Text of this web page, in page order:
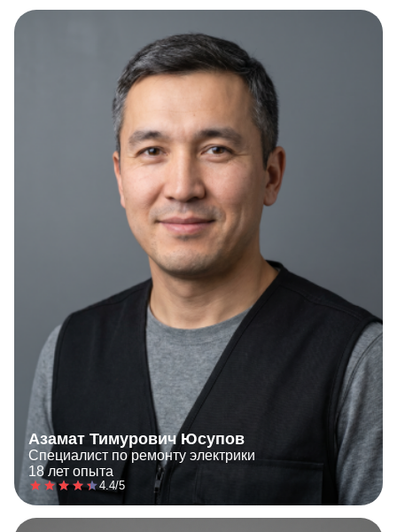
Азамат Тимурович Юсупов
Специалист по ремонту электрики
18 лет опыта
4.4/5